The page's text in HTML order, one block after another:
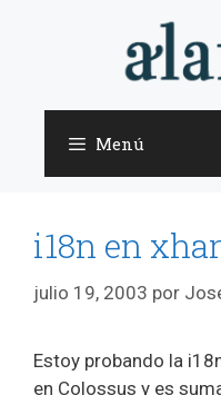
Menú
i18n en
julio 19, 2003 por
Estoy probando la
en Colossus y es